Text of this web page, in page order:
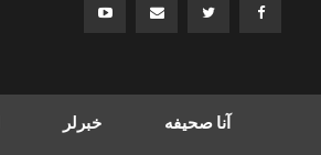
آنا صحیفه خبرلر